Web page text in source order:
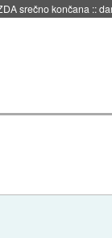
srečno končana ::